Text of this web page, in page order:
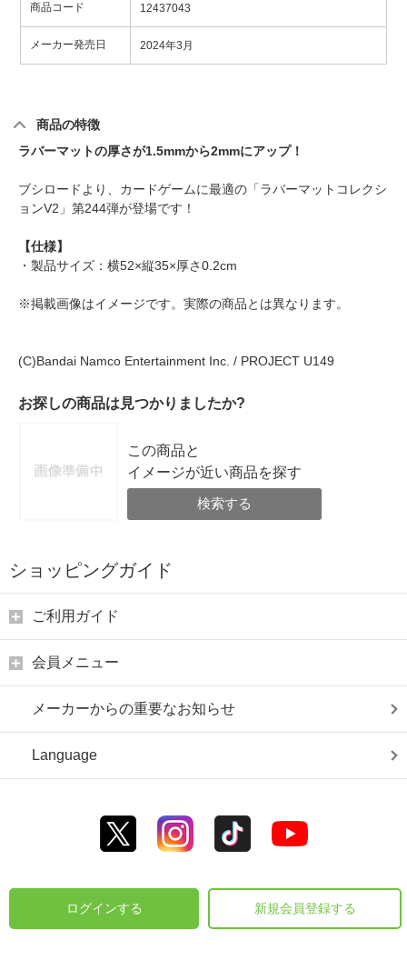
商品コード 12437043
メーカー発売日 2024年3月
商品の特徴
ラバーマットの厚さが1.5mmから2mmにアップ！
ブシロードより、カードゲームに最適の「ラバーマットコレクシ
ョンV2」第244弾が登場です！
【仕様】
・製品サイズ：横52×縦35×厚さ0.2cm
※掲載画像はイメージです。実際の商品とは異なります。
(C)Bandai Namco Entertainment Inc. / PROJECT U149
お探しの商品は見つかりましたか?
この商品と
イメージが近い商品を探す
検索する
ショッピングガイド
ご利用ガイド
会員メニュー
メーカーからの重要なお知らせ
Language
ログインする 新規会員登録する